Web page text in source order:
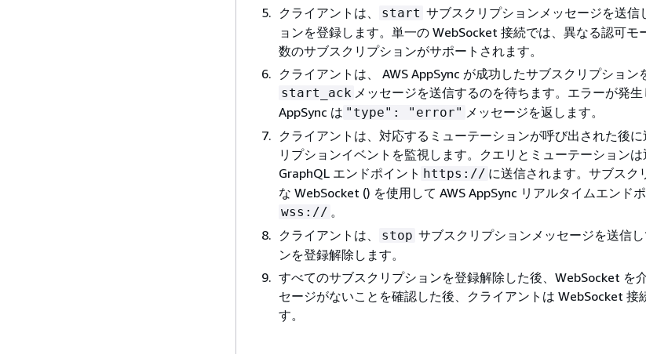
クライアントは、
start サブスクリプションメッセージを送信
ョンを登録します。単一の WebSocket 接続では、異なる認可モ
数のサブスクリプションがサポートされます。
クライアントは、 AWS AppSync が成功したサブスクリプション
start_ack メッセージを送信するのを待ちます。エラーが発生
AppSync は "type": "error" メッセージを返します。
クライアントは、対応するミューテーションが呼び出された後
リプションイベントを監視します。クエリとミューテーションは
GraphQL エンドポイント https:// に送信されます。サブスク
な WebSocket () を使用して AWS AppSync リアルタイムエンド
wss:// 。
クライアントは、
stop サブスクリプションメッセージを送信
ンを登録解除します。
すべてのサブスクリプションを登録解除した後、WebSocket を
セージがないことを確認した後、クライアントは WebSocket 接
す。